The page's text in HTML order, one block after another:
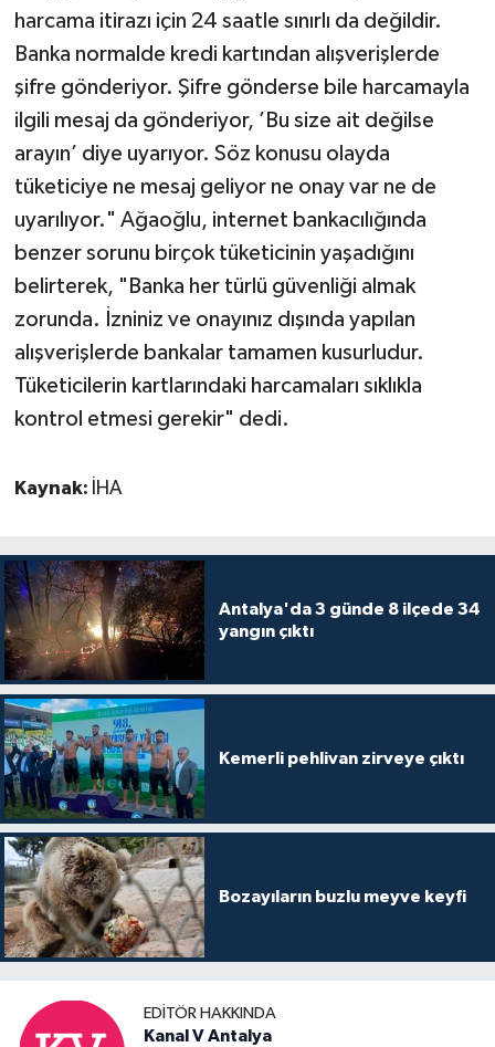
harcama itirazı için 24 saatle sınırlı da değildir.
Banka normalde kredi kartından alışverişlerde
şifre gönderiyor. Şifre gönderse bile harcamayla
ilgili mesaj da gönderiyor, ’Bu size ait değilse
arayın’ diye uyarıyor. Söz konusu olayda
tüketiciye ne mesaj geliyor ne onay var ne de
uyarılıyor." Ağaoğlu, internet bankacılığında
benzer sorunu birçok tüketicinin yaşadığını
belirterek, "Banka her türlü güvenliği almak
zorunda. İzniniz ve onayınız dışında yapılan
alışverişlerde bankalar tamamen kusurludur.
Tüketicilerin kartlarındaki harcamaları sıklıkla
kontrol etmesi gerekir" dedi.
Kaynak: İHA
Antalya'da 3 günde 8 ilçede 34
yangın çıktı
Kemerli pehlivan zirveye çıktı
Bozayıların buzlu meyve keyfi
EDITÖR HAKKINDA
Kanal V Antalya